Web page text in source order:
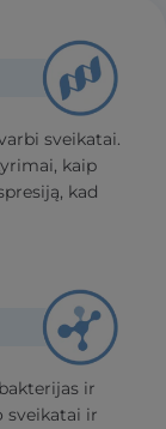
sveikatai.
kaip
kad
ir
sveikatai ir